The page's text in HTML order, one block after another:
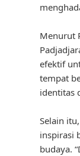
Menurut
efektif
tempat
identitas
Selain
inspirasi
budaya.